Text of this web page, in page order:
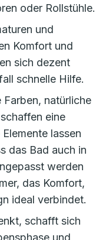
oder Rollstühle.
und
Komfort und
sich dezent
schnelle Hilfe.
natürliche
eine
lassen
das Bad auch in
werden
das Komfort,
ideal verbindet.
schafft sich
und